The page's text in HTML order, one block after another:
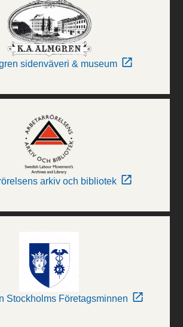
sidenväveri & museum
arkiv och bibliotek
Stockholms Företagsminnen